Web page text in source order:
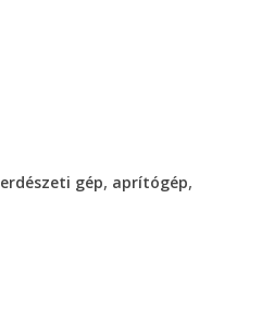
erdészeti gép, aprítógép,